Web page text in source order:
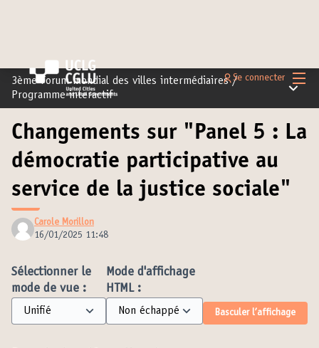
Se connecter
3ème Forum mondial des villes intermédiaires /
Programme interactif
Menu
Changements sur "Panel 5 : La
démocratie participative au
service de la justice sociale"
Carole Morillon
16/01/2025 11:48
Sélectionner le
mode de vue :
Mode d'affichage
HTML :
Basculer l’affichage